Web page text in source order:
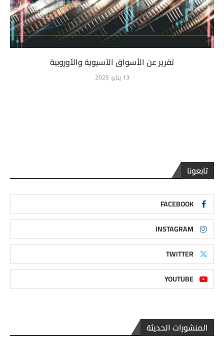
تقرير عن الأسواق الآسيوية والأوروبية
13 يناير، 2025
تابعونا
FACEBOOK
INSTAGRAM
TWITTER
YOUTUBE
المنشورات الحديثة